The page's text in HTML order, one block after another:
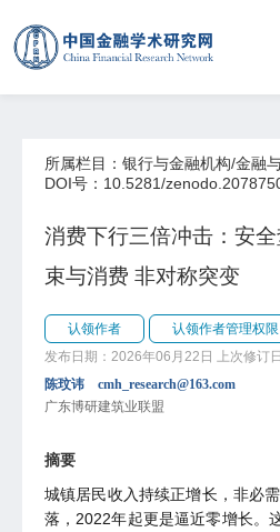
所属栏目：银行与金融机构/金融
DOI号：10.5281/
消费下行三倍冲击：安
束与消费 非对称突变
认领作者
认领作者管理权限
发布日期：2026年06月22日
上次修订
陈玟讳 cmh_research@163.com
广东博研建筑业联盟
摘要
城镇居民收入持续正增长，非必
落，2022年起更是逼近零增长。